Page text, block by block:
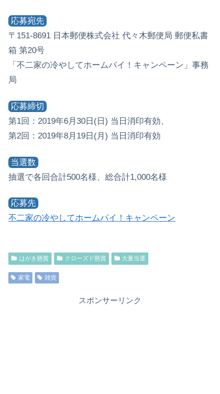
応募宛先
〒151-8691 日本郵便株式会社 代々木郵便局 郵便私書
箱 第20号
「不二家の冷やしてホームパイ！キャンペーン」事務
局
応募締切
第1回：2019年6月30日(日) 当日消印有効、
第2回：2019年8月19日(月) 当日消印有効
当選数
抽選で各回合計500名様、総合計1,000名様
応募先
不二家の冷やしてホームパイ！キャンペーン
はがき懸賞 クローズド懸賞 大量当選
家電 雑貨
スポンサーリンク